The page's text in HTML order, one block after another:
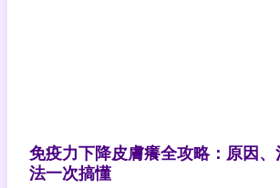
免疫力下降皮膚癢全攻略：原因
法一次搞懂